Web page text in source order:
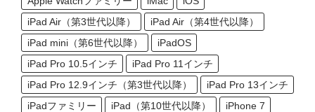
iPad Air（第3世代以降）
iPad Air（第4世代以降）
iPad mini（第6世代以降）
iPadOS
iPad Pro 10.5インチ
iPad Pro 11インチ
iPad Pro 12.9インチ（第3世代以降）
iPad Pro 13インチ
iPadファミリー
iPad（第10世代以降）
iPhone 7